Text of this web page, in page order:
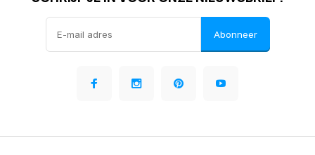
Abonneer